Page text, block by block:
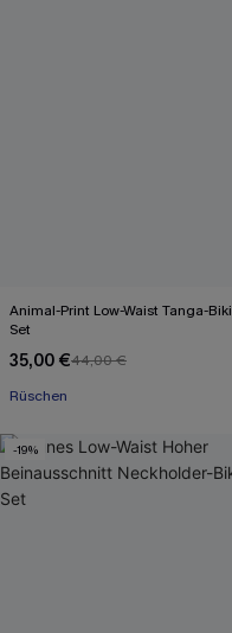
Animal-Print Low-Waist Tanga-
Set
35,00 €44,00 €
Rüschen
-19%